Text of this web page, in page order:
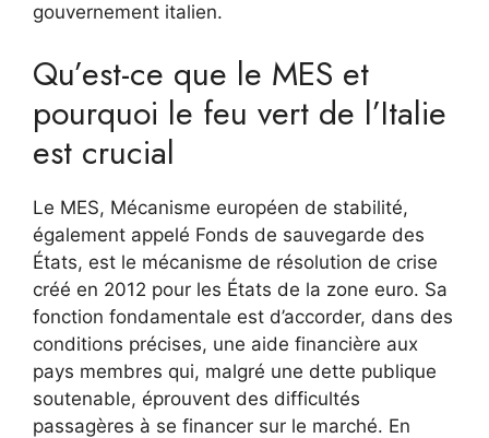
gouvernement italien.
Qu’est-ce que le MES et
pourquoi le feu vert de l’Italie
est crucial
Le MES, Mécanisme européen de stabilité,
également appelé Fonds de sauvegarde des
États, est le mécanisme de résolution de crise
créé en 2012 pour les États de la zone euro. Sa
fonction fondamentale est d’accorder, dans des
conditions précises, une aide financière aux
pays membres qui, malgré une dette publique
soutenable, éprouvent des difficultés
passagères à se financer sur le marché. En